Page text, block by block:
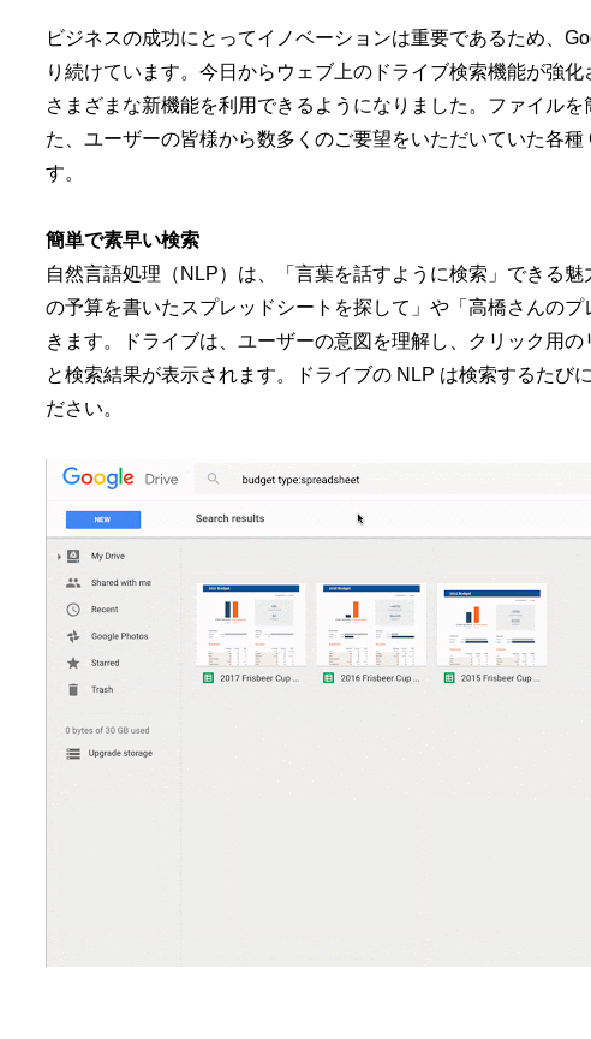
ビジネスの成功にとってイノベーションは重要であるため、
り続けています。今日からウェブ上のドライブ検索機能が強
さまざまな新機能を利用できるようになりました。ファイル
た、ユーザーの皆様から数多くのご要望をいただいていた各
す。
簡単で素早い検索
自然言語処理（NLP）は、「言葉を話すように検索」できる
の予算を書いたスプレッドシートを探して」や「高橋さんの
きます。ドライブは、ユーザーの意図を理解し、クリック用
と検索結果が表示されます。ドライブの NLP は検索するたび
ださい。